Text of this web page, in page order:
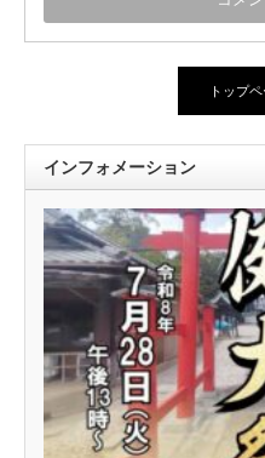
トップ
インフォメーション